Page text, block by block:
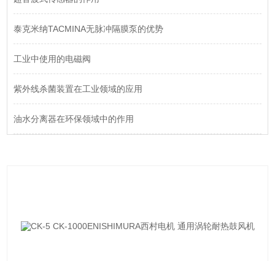
泰克米纳TACMINA无脉冲隔膜泵的优势
工业中使用的电磁阀
紫外线杀菌装置在工业领域的应用
油水分离器在环保领域中的作用